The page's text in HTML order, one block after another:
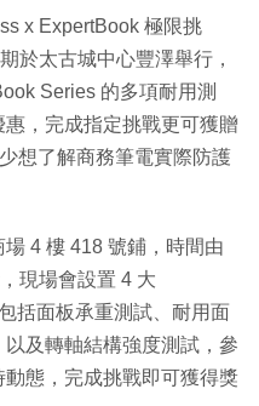
x ExpertBook 極限挑
於太古城中心豐澤舉行，
Series 的多項耐用測
，完成指定挑戰更可獲贈
想了解商務筆電實際防護
4 樓 418 號鋪，時間由
現場會設置 4 大
括面板承重測試、耐用面
及轉軸結構強度測試，參
態，完成挑戰即可獲得獎